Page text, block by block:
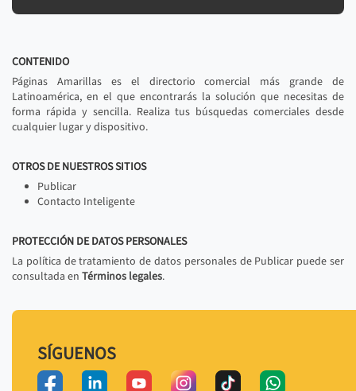
CONTENIDO
Páginas Amarillas es el directorio comercial más grande de
Latinoamérica, en el que encontrarás la solución que necesitas de
forma rápida y sencilla. Realiza tus búsquedas comerciales desde
cualquier lugar y dispositivo.
OTROS DE NUESTROS SITIOS
Publicar
Contacto Inteligente
PROTECCIÓN DE DATOS PERSONALES
La política de tratamiento de datos personales de Publicar puede ser
consultada en Términos legales.
SÍGUENOS